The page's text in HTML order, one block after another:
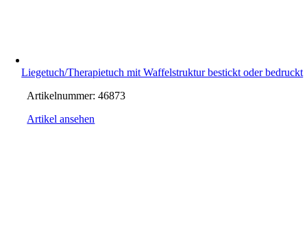
Liegetuch/Therapietuch mit Waffelstruktur bestickt oder bedruckt
Artikelnummer:46873
Artikel ansehen